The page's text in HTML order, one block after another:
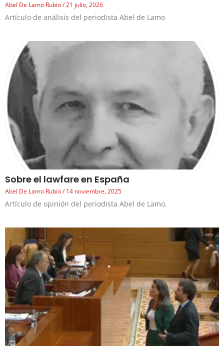
Abel De Lamo Rubio 21 julio, 2026
Artículo de análisis del periodista Abel de Lamo
Sobre el lawfare en España
Abel De Lamo Rubio 14 noviembre, 2025
Artículo de opinión del periodista Abel de Lamo.